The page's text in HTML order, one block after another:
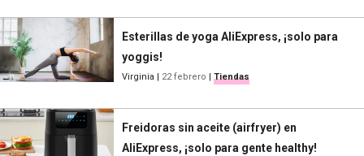
Esterillas de yoga AliExpress, ¡solo para
yoggis!
Virginia 22 febrero Tiendas
Freidoras sin aceite (airfryer) en
AliExpress, ¡solo para gente healthy!